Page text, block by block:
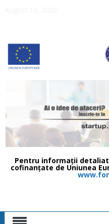
Pentru informații
cofinanțate de Uniunea